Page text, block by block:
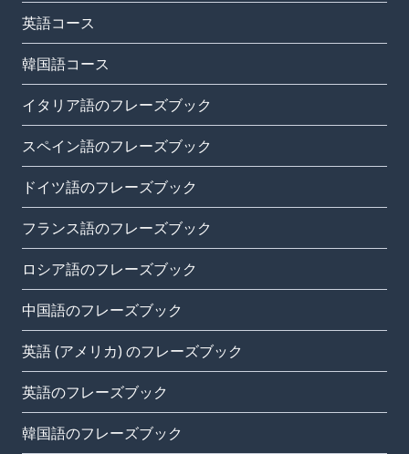
英語コース
韓国語コース
イタリア語のフレーズブック
スペイン語のフレーズブック
ドイツ語のフレーズブック
フランス語のフレーズブック
ロシア語のフレーズブック
中国語のフレーズブック
英語 (アメリカ) のフレーズブック
英語のフレーズブック
韓国語のフレーズブック